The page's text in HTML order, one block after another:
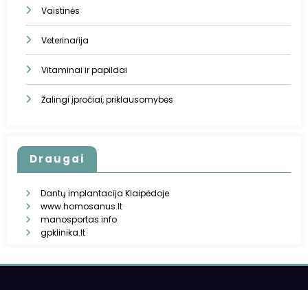
Vaistinės
Veterinarija
Vitaminai ir papildai
Žalingi įpročiai, priklausomybės
Draugai
Dantų implantacija Klaipėdoje
www.homosanus.lt
manosportas.info
gpklinika.lt